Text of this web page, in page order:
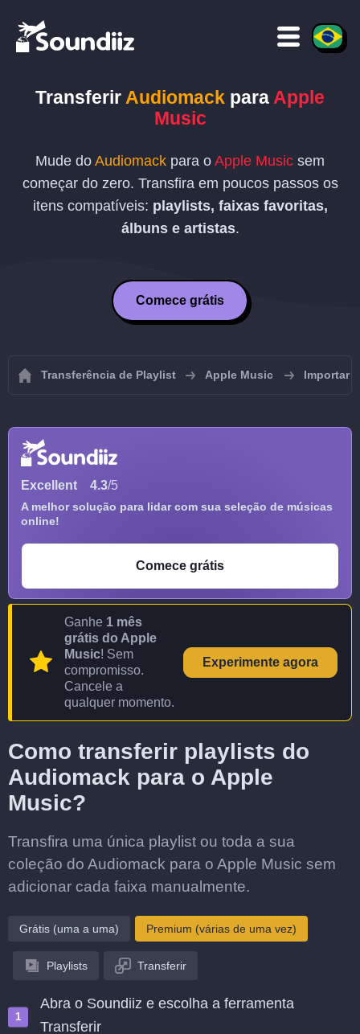
Transferir Audiomack para Apple
Music
Mude do Audiomack para o Apple Music sem
começar do zero. Transfira em poucos passos os
itens compatíveis: playlists, faixas favoritas,
álbuns e artistas.
Comece grátis
Transferência de Playlist Apple Music Importar
Excellent 4.3/5
A melhor solução para lidar com sua seleção de músicas
online!
Comece grátis
Ganhe 1 mês
grátis do Apple
Music! Sem
compromisso.
Cancele a
qualquer momento.
Experimente agora
Como transferir playlists do
Audiomack para o Apple
Music?
Transfira uma única playlist ou toda a sua
coleção do Audiomack para o Apple Music sem
adicionar cada faixa manualmente.
Grátis (uma a uma) Premium (várias de uma vez)
Playlists Transferir
Abra o Soundiiz e escolha a ferramenta
Transferir